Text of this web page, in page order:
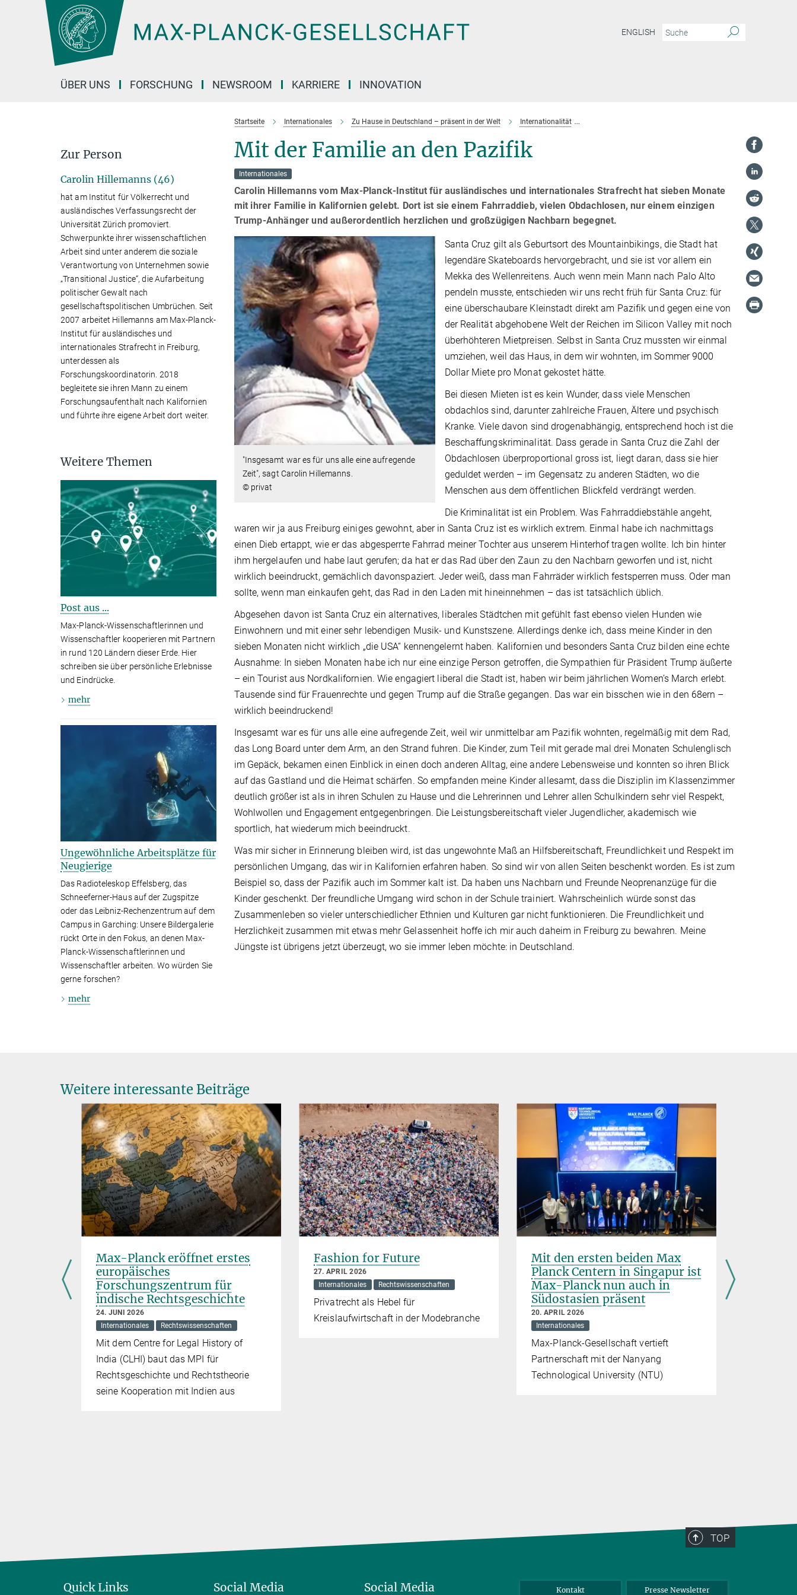
Hauptinhalt
ENGLISH
ÜBER UNS FORSCHUNG NEWSROOM KARRIERE INNOVATION
Startseite Internationales Zu Hause in Deutschland – präsent in der Welt Internationalität
Mit der Familie an den Pazifik
Internationales
Carolin Hillemanns vom Max-Planck-Institut für ausländisches und internationales Strafrecht hat sieben Monate
mit ihrer Familie in Kalifornien gelebt. Dort ist sie einem Fahrraddieb, vielen Obdachlosen, nur einem einzigen
Trump-Anhänger und außerordentlich herzlichen und großzügigen Nachbarn begegnet.
"Insgesamt war es für uns alle eine aufregende
Zeit", sagt Carolin Hillemanns.
© privat
Santa Cruz gilt als Geburtsort des Mountainbikings, die Stadt hat
legendäre Skateboards hervorgebracht, und sie ist vor allem ein
Mekka des Wellenreitens. Auch wenn mein Mann nach Palo Alto
pendeln musste, entschieden wir uns recht früh für Santa Cruz: für
eine überschaubare Kleinstadt direkt am Pazifik und gegen eine von
der Realität abgehobene Welt der Reichen im Silicon Valley mit noch
überhöhteren Mietpreisen. Selbst in Santa Cruz mussten wir einmal
umziehen, weil das Haus, in dem wir wohnten, im Sommer 9000
Dollar Miete pro Monat gekostet hätte.
Bei diesen Mieten ist es kein Wunder, dass viele Menschen
obdachlos sind, darunter zahlreiche Frauen, Ältere und psychisch
Kranke. Viele davon sind drogenabhängig, entsprechend hoch ist die
Beschaffungskriminalität. Dass gerade in Santa Cruz die Zahl der
Obdachlosen überproportional gross ist, liegt daran, dass sie hier
geduldet werden – im Gegensatz zu anderen Städten, wo die
Menschen aus dem öffentlichen Blickfeld verdrängt werden.
Die Kriminalität ist ein Problem. Was Fahrraddiebstähle angeht,
waren wir ja aus Freiburg einiges gewohnt, aber in Santa Cruz ist es wirklich extrem. Einmal habe ich nachmittags
einen Dieb ertappt, wie er das abgesperrte Fahrrad meiner Tochter aus unserem Hinterhof tragen wollte. Ich bin hinter
ihm hergelaufen und habe laut gerufen; da hat er das Rad über den Zaun zu den Nachbarn geworfen und ist, nicht
wirklich beeindruckt, gemächlich davonspaziert. Jeder weiß, dass man Fahrräder wirklich festsperren muss. Oder man
sollte, wenn man einkaufen geht, das Rad in den Laden mit hineinnehmen – das ist tatsächlich üblich.
Abgesehen davon ist Santa Cruz ein alternatives, liberales Städtchen mit gefühlt fast ebenso vielen Hunden wie
Einwohnern und mit einer sehr lebendigen Musik- und Kunstszene. Allerdings denke ich, dass meine Kinder in den
sieben Monaten nicht wirklich „die USA“ kennengelernt haben. Kalifornien und besonders Santa Cruz bilden eine echte
Ausnahme: In sieben Monaten habe ich nur eine einzige Person getroffen, die Sympathien für Präsident Trump äußerte
– ein Tourist aus Nordkalifornien. Wie engagiert liberal die Stadt ist, haben wir beim jährlichen Women’s March erlebt.
Tausende sind für Frauenrechte und gegen Trump auf die Straße gegangen. Das war ein bisschen wie in den 68ern –
wirklich beeindruckend!
Insgesamt war es für uns alle eine aufregende Zeit, weil wir unmittelbar am Pazifik wohnten, regelmäßig mit dem Rad,
das Long Board unter dem Arm, an den Strand fuhren. Die Kinder, zum Teil mit gerade mal drei Monaten Schulenglisch
im Gepäck, bekamen einen Einblick in einen doch anderen Alltag, eine andere Lebensweise und konnten so ihren Blick
auf das Gastland und die Heimat schärfen. So empfanden meine Kinder allesamt, dass die Disziplin im Klassenzimmer
deutlich größer ist als in ihren Schulen zu Hause und die Lehrerinnen und Lehrer allen Schulkindern sehr viel Respekt,
Wohlwollen und Engagement entgegenbringen. Die Leistungsbereitschaft vieler Jugendlicher, akademisch wie
sportlich, hat wiederum mich beeindruckt.
Was mir sicher in Erinnerung bleiben wird, ist das ungewohnte Maß an Hilfsbereitschaft, Freundlichkeit und Respekt im
persönlichen Umgang, das wir in Kalifornien erfahren haben. So sind wir von allen Seiten beschenkt worden. Es ist zum
Beispiel so, dass der Pazifik auch im Sommer kalt ist. Da haben uns Nachbarn und Freunde Neoprenanzüge für die
Kinder geschenkt. Der freundliche Umgang wird schon in der Schule trainiert. Wahrscheinlich würde sonst das
Zusammenleben so vieler unterschiedlicher Ethnien und Kulturen gar nicht funktionieren. Die Freundlichkeit und
Herzlichkeit zusammen mit etwas mehr Gelassenheit hoffe ich mir auch daheim in Freiburg zu bewahren. Meine
Jüngste ist übrigens jetzt überzeugt, wo sie immer leben möchte: in Deutschland.
Zur Person
Carolin Hillemanns (46)
hat am Institut für Völkerrecht und
ausländisches Verfassungsrecht der
Universität Zürich promoviert.
Schwerpunkte ihrer wissenschaftlichen
Arbeit sind unter anderem die soziale
Verantwortung von Unternehmen sowie
„Transitional Justice“, die Aufarbeitung
politischer Gewalt nach
gesellschaftspolitischen Umbrüchen. Seit
2007 arbeitet Hillemanns am Max-Planck-
Institut für ausländisches und
internationales Strafrecht in Freiburg,
unterdessen als
Forschungskoordinatorin. 2018
begleitete sie ihren Mann zu einem
Forschungsaufenthalt nach Kalifornien
und führte ihre eigene Arbeit dort weiter.
Weitere Themen
Post aus ...
Max-Planck-Wissenschaftlerinnen und
Wissenschaftler kooperieren mit Partnern
in rund 120 Ländern dieser Erde. Hier
schreiben sie über persönliche Erlebnisse
und Eindrücke.
mehr
Ungewöhnliche Arbeitsplätze für
Neugierige
Das Radioteleskop Effelsberg, das
Schneeferner-Haus auf der Zugspitze
oder das Leibniz-Rechenzentrum auf dem
Campus in Garching: Unsere Bildergalerie
rückt Orte in den Fokus, an denen Max-
Planck-Wissenschaftlerinnen und
Wissenschaftler arbeiten. Wo würden Sie
gerne forschen?
mehr
Weitere interessante Beiträge
Max-Planck eröffnet erstes
europäisches
Forschungszentrum für
indische Rechtsgeschichte
24. JUNI 2026
Internationales
Rechtswissenschaften
Mit dem Centre for Legal History of
India (CLHI) baut das MPI für
Rechtsgeschichte und Rechtstheorie
seine Kooperation mit Indien aus
Fashion for Future
27. APRIL 2026
Internationales
Rechtswissenschaften
Privatrecht als Hebel für
Kreislaufwirtschaft in der Modebranche
Mit den ersten beiden Max
Planck Centern in Singapur ist
Max-Planck nun auch in
Südostasien präsent
20. APRIL 2026
Internationales
Max-Planck-Gesellschaft vertieft
Partnerschaft mit der Nanyang
Technological University (NTU)
TOP
Quick Links Social Media Social Media Kontakt Presse Newsletter